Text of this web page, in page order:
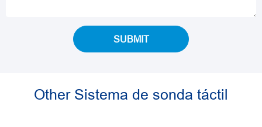
SUBMIT
Other Sistema de sonda táctil